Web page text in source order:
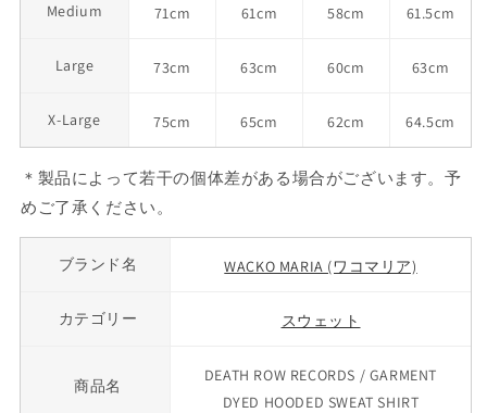
Medium 71cm 61cm 58cm 61.5cm
Large 73cm 63cm 60cm 63cm
X-Large 75cm 65cm 62cm 64.5cm
＊製品によって若干の個体差がある場合がございます。予
めご了承ください。
ブランド名 WACKO MARIA (ワコマリア)
カテゴリー スウェット
商品名
DEATH ROW RECORDS / GARMENT
DYED HOODED SWEAT SHIRT